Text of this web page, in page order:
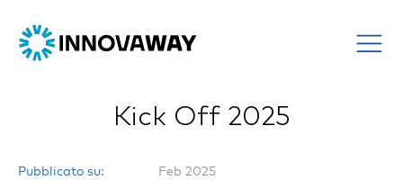
Kick Off 2025
Pubblicato su: Feb 2025